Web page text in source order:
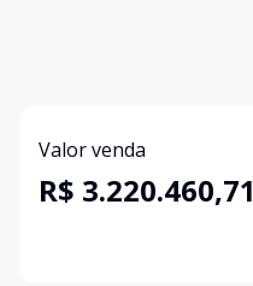
Valor venda
R$ 3.220.460,71